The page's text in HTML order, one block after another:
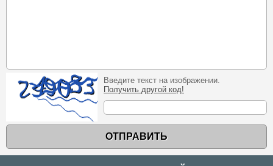
Введите текст на изображении.
Получить другой код!
ОТПРАВИТЬ